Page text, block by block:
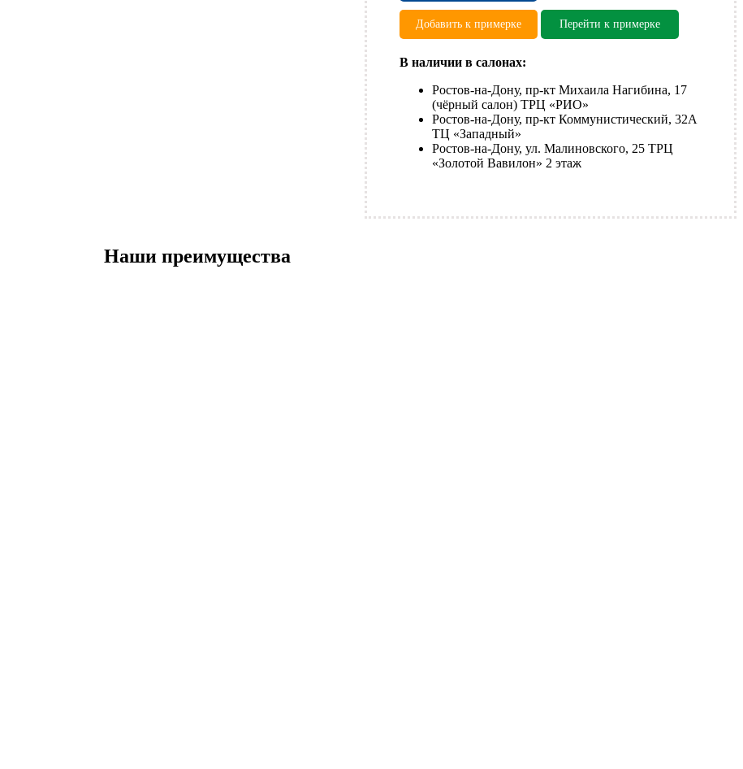
Добавить к примерке Перейти к примерке
В наличии в салонах:
Ростов-на-Дону, пр-кт Михаила Нагибина, 17
(чёрный салон) ТРЦ «РИО»
Ростов-на-Дону, пр-кт Коммунистический, 32А
ТЦ «Западный»
Ростов-на-Дону, ул. Малиновского, 25 ТРЦ
«Золотой Вавилон» 2 этаж
Наши преимущества